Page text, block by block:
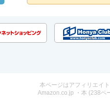
本ページはアフィリエイ
Amazon.co.jp ・本 (238ペ